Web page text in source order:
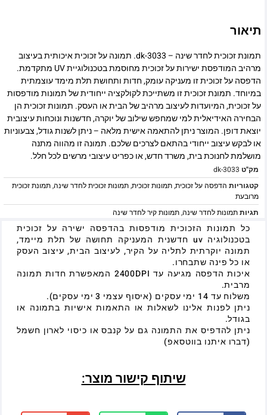
תיאור
תמונת זכוכית לחדר שינה – dk-3033. תמונה על זכוכית איכותית בעיצוב
מרהיב המודפסת ישירות על זכוכית מחוסמת בטכנולוגיית UV מתקדמת.
הדפסה על זכוכית זו מעניקה עומק, חדות ותחושת תלת מימד עוצמתית
במיוחד. תמונת זכוכית זו משתייכת לקולקציה ייחודית של תמונות מודפסות
על זכוכית, המיועדות לעיצוב מרהיב של הבית או העסק. תמונות זכוכית הן
הבחירה האידיאלית למי שמחפש שילוב של יוקרה, חדשנות ונוכחות עיצובית
יוצאת דופן. המוצר ניתן להתאמה אישית מלאה – ניתן לשנות גודל, צבעוניות
או לבקש עיצוב ייחודי בהתאם לצרכים שלכם. תמונה זו מהווה מתנה
מושלמת לחנוכת בית, משרד חדש, או כפריט עיצובי מרשים לכל חלל.
מק"ט dk-3033
קטגוריות הדפסה על זכוכית,תמונות זכוכית,תמונות זכוכית לחדר שינה,תמונת זכוכית
מרובעת
תגיותתמונות לחדר שינה,תמונות קיר לחדר שינה
כל תמונות הזכוכית מודפסות בהדפסה ישירה על זכוכית
בטכנולוגיה uv חדשנית המעניקה תחושה של תלת מיימד,
תמונה יוקרתית לתליה על הקיר, לעיצוב הבית, עיצוב העסק
או כל פינה שתבחרו.
איכות הדפסה מגיעה עד 2400DPI המאפשרת חדות תמונה
מרבית.
משלוח עד 14 ימי עסקים (איסוף עצמי 3 ימי עסקים).
ניתן לפנות אלינו לשאלות או התאמות אישיות בתמונה או
בגודל.
ניתן להדפיס את התמונה גם על קנבס או כיסוי לארון חשמל
(דברו איתנו בווטסאפ)
שיתוף קישור מוצר: